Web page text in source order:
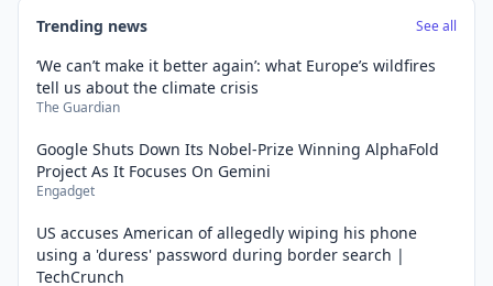
Trending news See all
‘We can’t make it better again’: what Europe’s wildfires
tell us about the climate crisis
The Guardian
Google Shuts Down Its Nobel-Prize Winning AlphaFold
Project As It Focuses On Gemini
Engadget
US accuses American of allegedly wiping his phone
using a 'duress' password during border search |
TechCrunch